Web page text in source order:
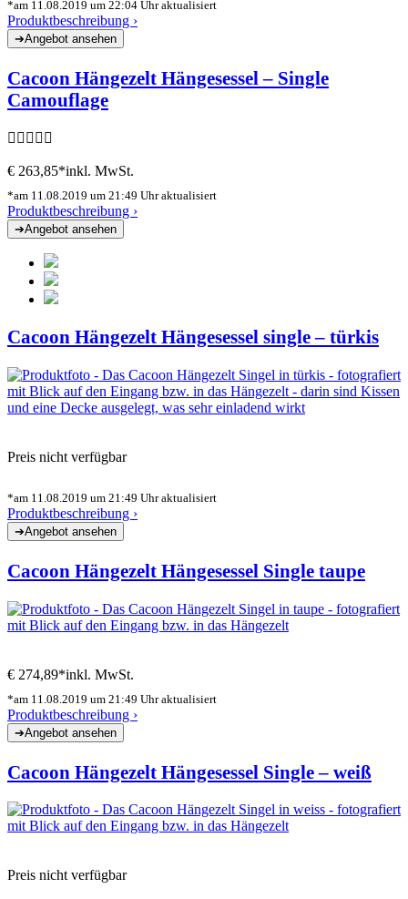
*am 11.08.2019 um 22:04 Uhr aktualisiert
Produktbeschreibung ›
Cacoon Hängezelt Hängesessel – Single
Camouflage
€ 263,85*inkl. MwSt.
*am 11.08.2019 um 21:49 Uhr aktualisiert
Produktbeschreibung ›
Cacoon Hängezelt Hängesessel single – türkis
Preis nicht verfügbar
*am 11.08.2019 um 21:49 Uhr aktualisiert
Produktbeschreibung ›
Cacoon Hängezelt Hängesessel Single taupe
€ 274,89*inkl. MwSt.
*am 11.08.2019 um 21:49 Uhr aktualisiert
Produktbeschreibung ›
Cacoon Hängezelt Hängesessel Single – weiß
Preis nicht verfügbar